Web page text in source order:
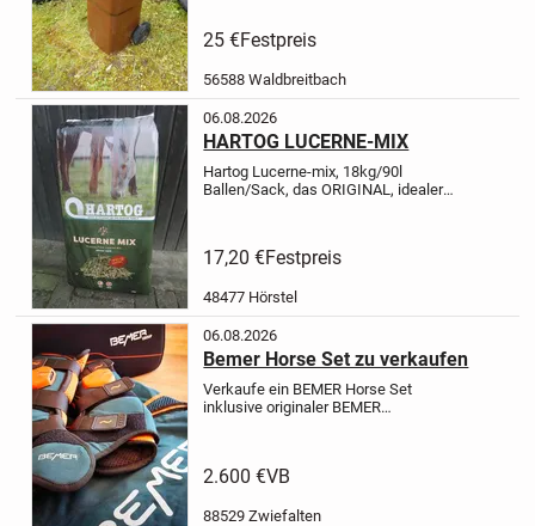
geruchsfrei und kann als Futtertonn...
25 €Festpreis
56588 Waldbreitbach
06.08.2026
HARTOG LUCERNE-MIX
Hartog Lucerne-mix, 18kg/90l
Ballen/Sack, das ORIGINAL, idealer
MWSt und ab Lager bei Barzahlung...
17,20 €Festpreis
48477 Hörstel
06.08.2026
Bemer Horse Set zu verkaufen
Verkaufe ein BEMER Horse Set
inklusive originaler BEMER
einem sehr guten, gepflegten
2.600 €VB
88529 Zwiefalten